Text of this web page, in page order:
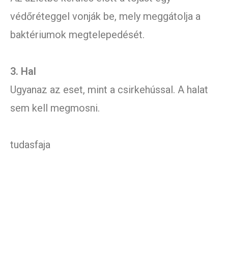
védőréteggel vonják be, mely meggátolja a
baktériumok megtelepedését.
3. Hal
Ugyanaz az eset, mint a csirkehússal. A halat
sem kell megmosni.
tudasfaja